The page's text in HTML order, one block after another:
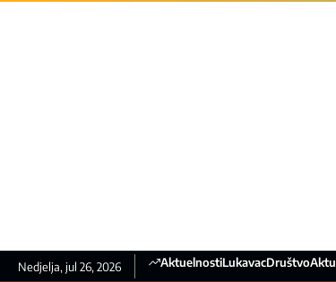
Nedjelja, jul 26, 2026 AktuelnostiLukavacDruštvo